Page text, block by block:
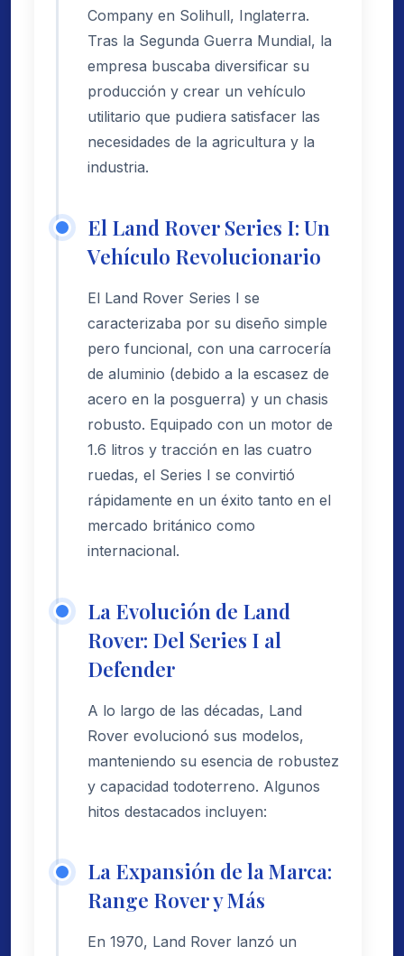
Company en Solihull, Inglaterra.
Tras la Segunda Guerra Mundial, la
empresa buscaba diversificar su
producción y crear un vehículo
utilitario que pudiera satisfacer las
necesidades de la agricultura y la
industria.
El Land Rover Series I: Un
Vehículo Revolucionario
El Land Rover Series I se
caracterizaba por su diseño simple
pero funcional, con una carrocería
de aluminio (debido a la escasez de
acero en la posguerra) y un chasis
robusto. Equipado con un motor de
1.6 litros y tracción en las cuatro
ruedas, el Series I se convirtió
rápidamente en un éxito tanto en el
mercado británico como
internacional.
La Evolución de Land
Rover: Del Series I al
Defender
A lo largo de las décadas, Land
Rover evolucionó sus modelos,
manteniendo su esencia de robustez
y capacidad todoterreno. Algunos
hitos destacados incluyen:
La Expansión de la Marca:
Range Rover y Más
En 1970, Land Rover lanzó un